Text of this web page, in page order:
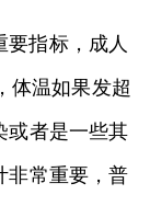
要指标，成人
温如果发超
或者是一些其
非常重要，普